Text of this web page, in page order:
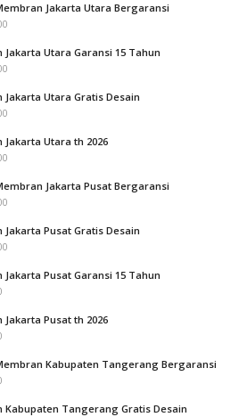
Jakarta Utara Bergaransi
Jakarta Utara Garansi 15 Tahun
Jakarta Utara Gratis Desain
Utara th 2026
Jakarta Pusat Bergaransi
Pusat Gratis Desain
Pusat Garansi 15 Tahun
Pusat th 2026
Kabupaten Tangerang Bergaransi
Kabupaten Tangerang Gratis Desain